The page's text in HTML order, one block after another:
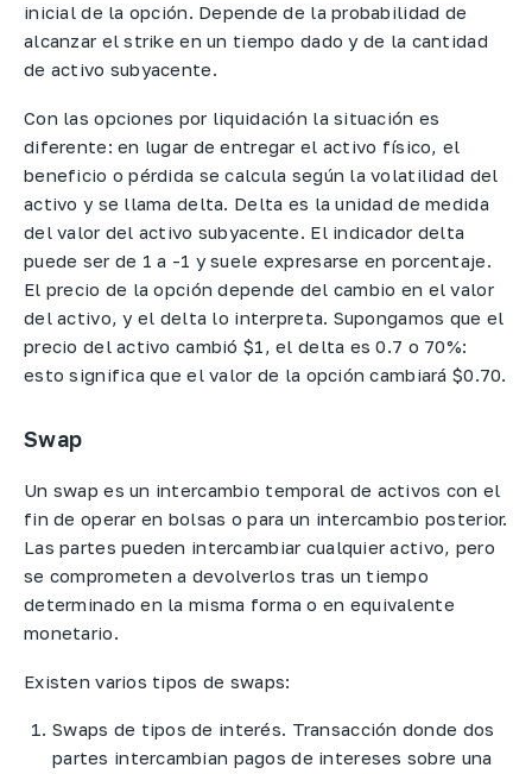
inicial de la opción. Depende de la probabilidad de
alcanzar el strike en un tiempo dado y de la cantidad
de activo subyacente.
Con las opciones por liquidación la situación es
diferente: en lugar de entregar el activo físico, el
beneficio o pérdida se calcula según la volatilidad del
activo y se llama delta. Delta es la unidad de medida
del valor del activo subyacente. El indicador delta
puede ser de 1 a -1 y suele expresarse en porcentaje.
El precio de la opción depende del cambio en el valor
del activo, y el delta lo interpreta. Supongamos que el
precio del activo cambió $1, el delta es 0.7 o 70%:
esto significa que el valor de la opción cambiará $0.70.
Swap
Un swap es un intercambio temporal de activos con el
fin de operar en bolsas o para un intercambio posterior.
Las partes pueden intercambiar cualquier activo, pero
se comprometen a devolverlos tras un tiempo
determinado en la misma forma o en equivalente
monetario.
Existen varios tipos de swaps:
Swaps de tipos de interés. Transacción donde dos
partes intercambian pagos de intereses sobre una